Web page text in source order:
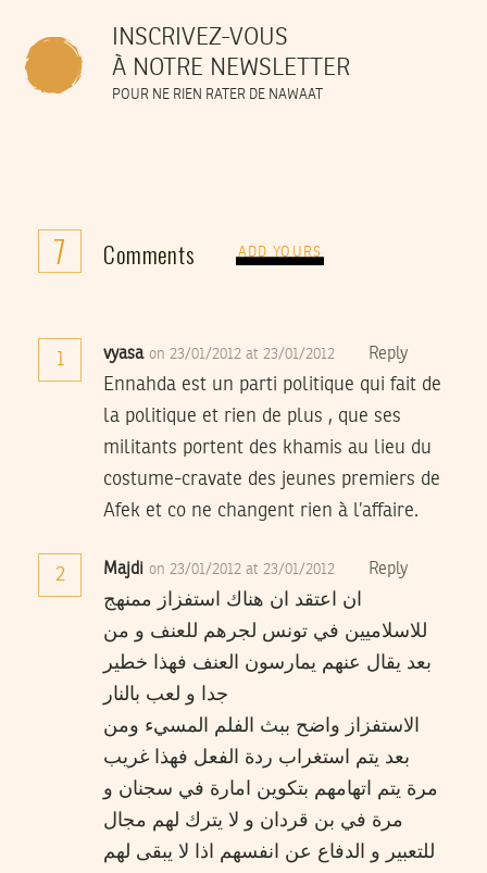
INSCRIVEZ-VOUS
À NOTRE NEWSLETTER
POUR NE RIEN RATER DE NAWAAT
7 Comments ADD YOURS
1 vyasa on 23/01/2012 at 23/01/2012 Reply
Ennahda est un parti politique qui fait de
la politique et rien de plus , que ses
militants portent des khamis au lieu du
costume-cravate des jeunes premiers de
Afek et co ne changent rien à l’affaire.
2 Majdi on 23/01/2012 at 23/01/2012 Reply
ان اعتقد ان هناك استفزاز ممنهج
للاسلاميين في تونس لجرهم للعنف و من
بعد يقال عنهم يمارسون العنف فهذا خطير
جدا و لعب بالنار
الاستفزاز واضح ببث الفلم المسيء ومن
بعد يتم استغراب ردة الفعل فهذا غريب
مرة يتم اتهامهم بتكوين امارة في سجنان و
مرة في بن قردان و لا يترك لهم مجال
للتعبير و الدفاع عن انفسهم اذا لا يبقى لهم